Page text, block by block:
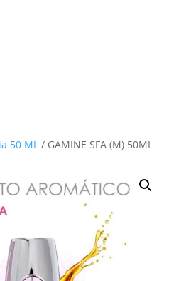
50 ML / GAMINE SFA (M) 50ML